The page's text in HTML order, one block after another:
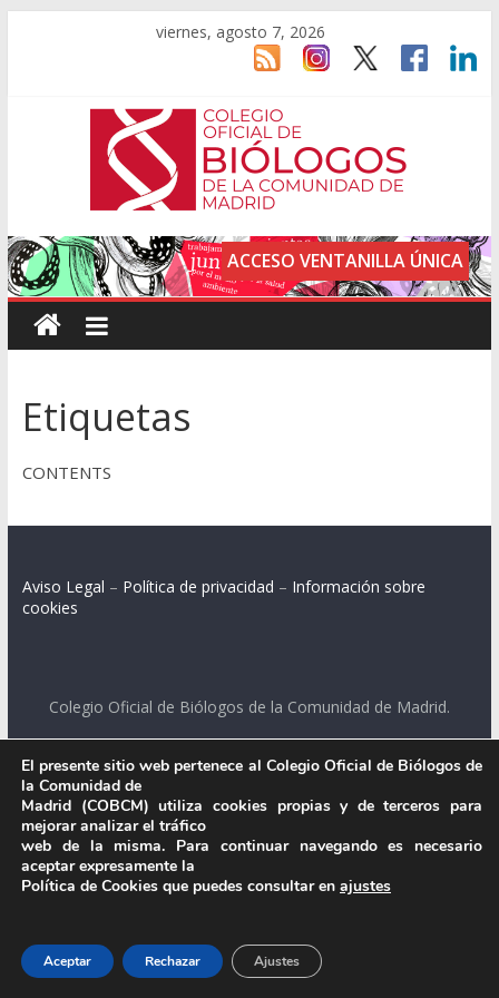
viernes, agosto 7, 2026
ACCESO VENTANILLA ÚNICA
Etiquetas
CONTENTS
Aviso Legal – Política de privacidad – Información sobre
cookies
Colegio Oficial de Biólogos de la Comunidad de Madrid.
El presente sitio web pertenece al Colegio Oficial de Biólogos de
la Comunidad de
Madrid (COBCM) utiliza cookies propias y de terceros para
mejorar analizar el tráfico
web de la misma. Para continuar navegando es necesario
aceptar expresamente la
Política de Cookies que puedes consultar en ajustes
Aceptar Rechazar Ajustes